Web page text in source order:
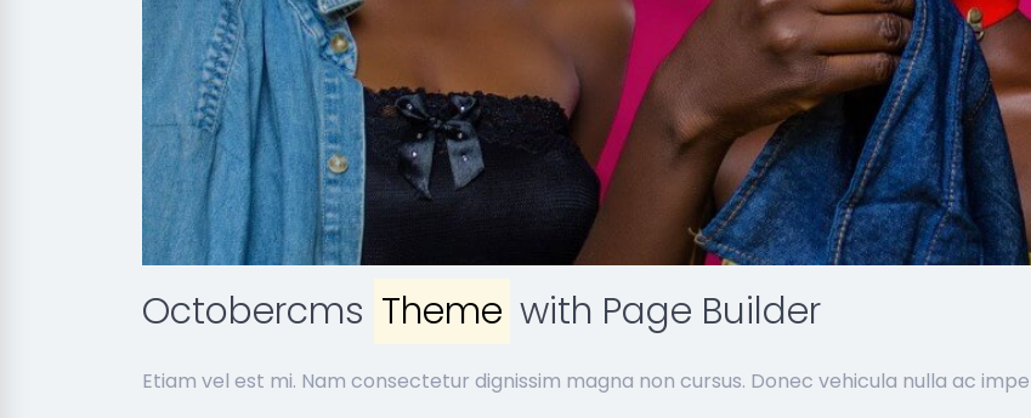
Octobercms Theme with Page Builder
Etiam vel est mi. Nam consectetur dignissim magna non cursus. Donec vehicula nulla ac